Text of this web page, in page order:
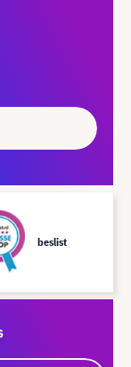
beslist